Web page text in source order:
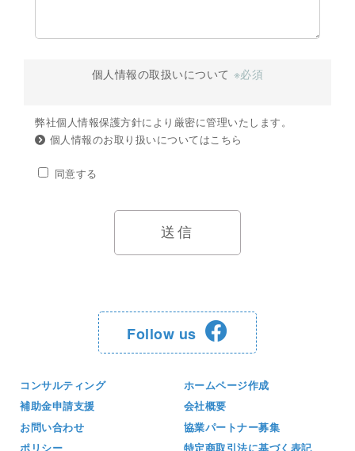
個人情報の取扱いについて ※必須
弊社個人情報保護方針により厳密に管理いたします。
個人情報のお取り扱いについてはこちら
同意する
Follow us
コンサルティング
ホームページ作成
補助金申請支援
会社概要
お問い合わせ
協業パートナー募集
ポリシー
特定商取引法に基づく表記